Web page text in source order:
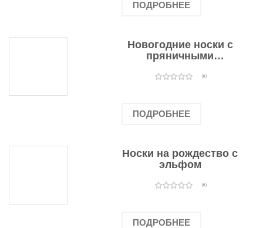
ПОДРОБНЕЕ
Новогодние носки с
пряничными
(0)
ПОДРОБНЕЕ
Носки на рождество с
эльфом
(0)
ПОДРОБНЕЕ